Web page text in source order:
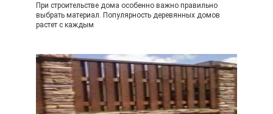
При строительстве дома особенно важно правильно
выбрать материал. Популярность деревянных домов
растет с каждым